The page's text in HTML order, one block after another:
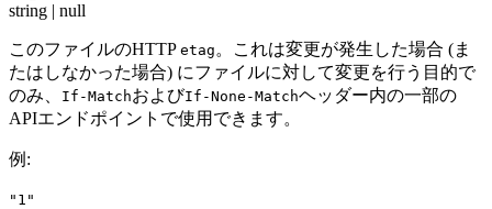
string | null
このファイルのHTTP etag 。これは変更が発生した場合 (ま
たはしなかった場合) にファイルに対して変更を行う目的で
のみ、
If-MatchおよびIf-None-Matchヘッダー内の一部の
APIエンドポイントで使用できます。
例 :
"1"